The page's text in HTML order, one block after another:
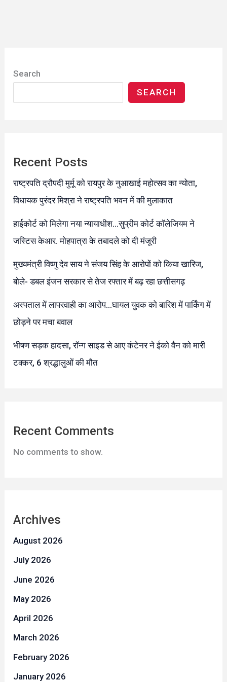
Search
SEARCH
Recent Posts
राष्ट्रपति द्रौपदी मुर्मू को रायपुर के नुआखाई महोत्सव का न्योता,
विधायक पुरंदर मिश्रा ने राष्ट्रपति भवन में की मुलाकात
हाईकोर्ट को मिलेगा नया न्यायाधीश…सुप्रीम कोर्ट कॉलेजियम ने
जस्टिस केआर. मोहपात्रा के तबादले को दी मंजूरी
मुख्यमंत्री विष्णु देव साय ने संजय सिंह के आरोपों को किया खारिज,
बोले- डबल इंजन सरकार से तेज रफ्तार में बढ़ रहा छत्तीसगढ़
अस्पताल में लापरवाही का आरोप…घायल युवक को बारिश में पार्किंग में
छोड़ने पर मचा बवाल
भीषण सड़क हादसा, रॉन्ग साइड से आए कंटेनर ने ईको वैन को मारी
टक्कर, 6 श्रद्धालुओं की मौत
Recent Comments
No comments to show.
Archives
August 2026
July 2026
June 2026
May 2026
April 2026
March 2026
February 2026
January 2026